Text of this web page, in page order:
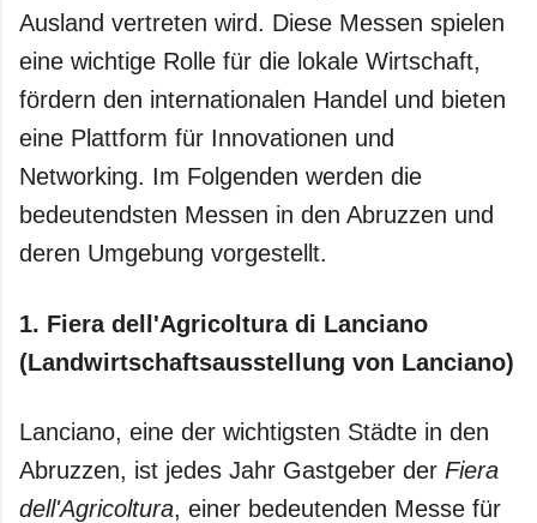
Ausland vertreten wird. Diese Messen spielen
eine wichtige Rolle für die lokale Wirtschaft,
fördern den internationalen Handel und bieten
eine Plattform für Innovationen und
Networking. Im Folgenden werden die
bedeutendsten Messen in den Abruzzen und
deren Umgebung vorgestellt.
1. Fiera dell'Agricoltura di Lanciano
(Landwirtschaftsausstellung von Lanciano)
Lanciano, eine der wichtigsten Städte in den
Abruzzen, ist jedes Jahr Gastgeber der Fiera
dell'Agricoltura, einer bedeutenden Messe für